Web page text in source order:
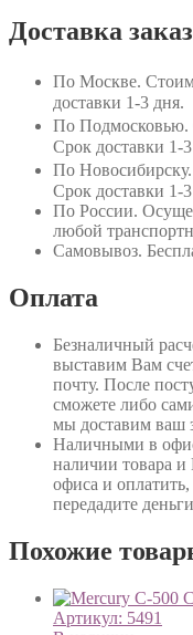
Доставка
По Москве.
доставки 1-3 дня.
По Подмосковью.
Срок доставки 1-
По Новосибирску
Срок доставки 1-
По России.
любой
Самовывоз.
Оплата
Безналичный
выставим Вам
почту. После
сможете либо
мы доставим ваш
Наличными в
наличии товара и
офиса и
передадите
Похожие
Артикул: 5491